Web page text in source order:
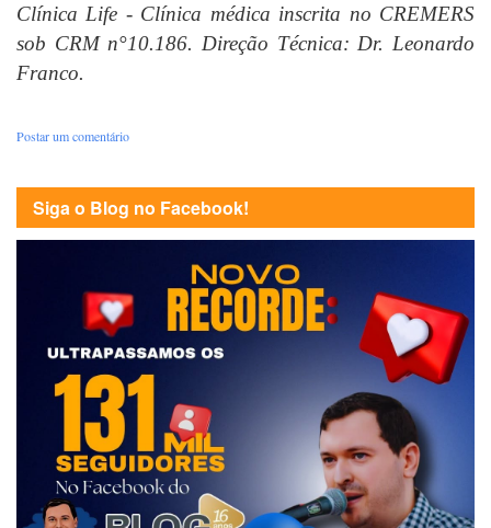
Clínica Life - Clínica médica inscrita no CREMERS
sob CRM n°10.186. Direção Técnica: Dr. Leonardo
Franco.
Postar um comentário
Siga o Blog no Facebook!